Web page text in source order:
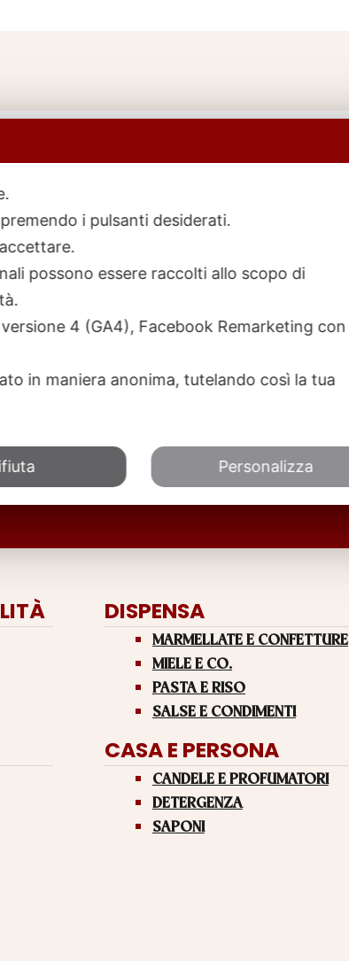
DISPENSA
MARMELLATE E CONFETTURE
MIELE E CO.
PASTA E RISO
SALSE E CONDIMENTI
CASA E PERSONA
CANDELE E PROFUMATORI
DETERGENZA
SAPONI
i pulsanti desiderati.
possono essere raccolti allo scopo di
4 (GA4), Facebook Remarketing con
in maniera anonima, tutelando così la tua
Personalizza